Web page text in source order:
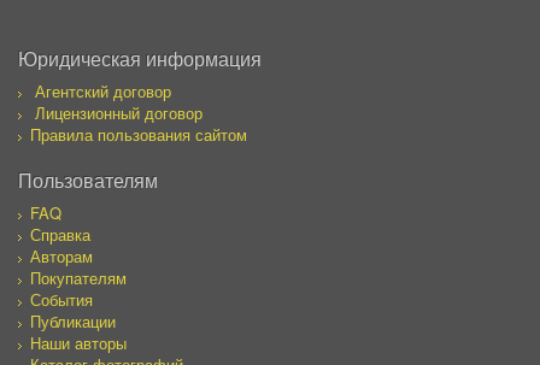
Юридическая информация
Агентский договор
Лицензионный договор
Правила пользования сайтом
Пользователям
FAQ
Справка
Авторам
Покупателям
События
Публикации
Наши авторы